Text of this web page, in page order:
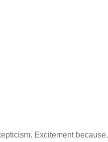
Excitement because,